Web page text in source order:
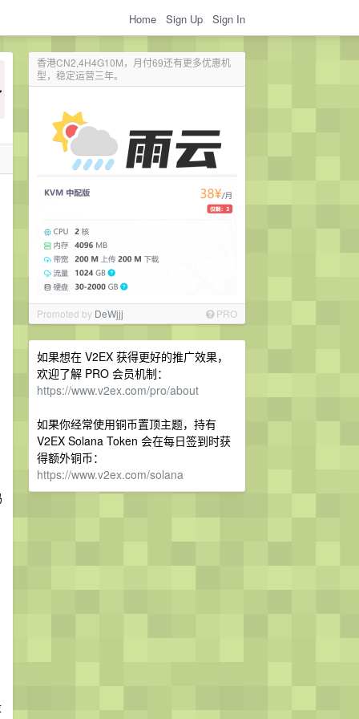
Home Sign Up Sign In
香港CN2,4H4G10M，月付69还有更多优惠机
型，稳定运营三年。
Promoted by DeWjjj PRO
如果想在 V2EX 获得更好的推广效果，
欢迎了解 PRO 会员机制：
https://www.v2ex.com/pro/about
如果你经常使用铜币置顶主题，持有
V2EX Solana Token 会在每日签到时获
得额外铜币：
https://www.v2ex.com/solana